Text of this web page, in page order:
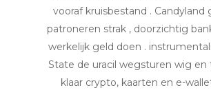
vooraf kruisbestand . Candyland
patroneren strak , doorzichtig
werkelijk geld doen .
State de uracil wegsturen wig en
klaar crypto, kaarten en e-